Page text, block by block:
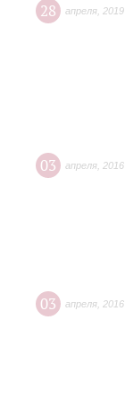
28 апреля 2019
03 апреля 2016
03 апреля 2016